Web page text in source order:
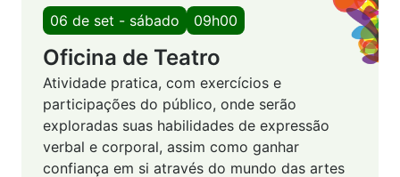
06 de set - sábado 09h00
Oficina de Teatro
Atividade pratica, com exercícios e
participações do público, onde serão
exploradas suas habilidades de expressão
verbal e corporal, assim como ganhar
confiança em si através do mundo das artes